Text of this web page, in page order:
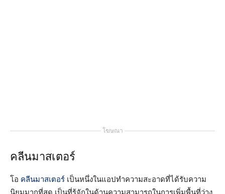
โฆษณา
คลีนมาสเตอร์
โอ คลีนมาสเตอร์ เป็นหนึ่งในแอปทำความสะอาดที่ได้รับความ